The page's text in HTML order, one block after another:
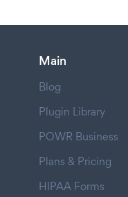
Main
Blog
Plugin Library
POWR Business
Plans & Pricing
HIPAA Forms